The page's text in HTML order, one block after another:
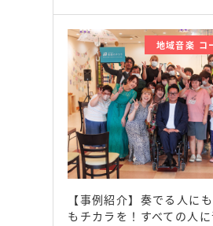
地域音楽 コ
【事例紹介】奏でる人に
もチカラを！すべての人に